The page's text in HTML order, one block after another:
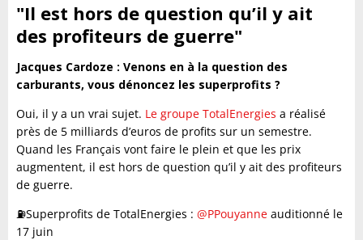
"Il est hors de question qu’il y ait
des profiteurs de guerre"
Jacques Cardoze : Venons en à la question des
carburants, vous dénoncez les superprofits ?
Oui, il y a un vrai sujet. Le groupe TotalEnergies a réalisé
près de 5 milliards d’euros de profits sur un semestre.
Quand les Français vont faire le plein et que les prix
augmentent, il est hors de question qu’il y ait des profiteurs
de guerre.
⛽️Superprofits de TotalEnergies : @PPouyanne auditionné le
17 juin